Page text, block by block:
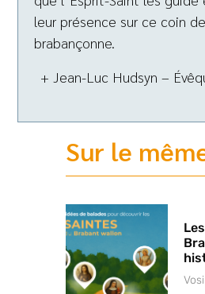
leur présence sur ce coin
brabançonne.
+ Jean-Luc Hudsyn –
Sur le